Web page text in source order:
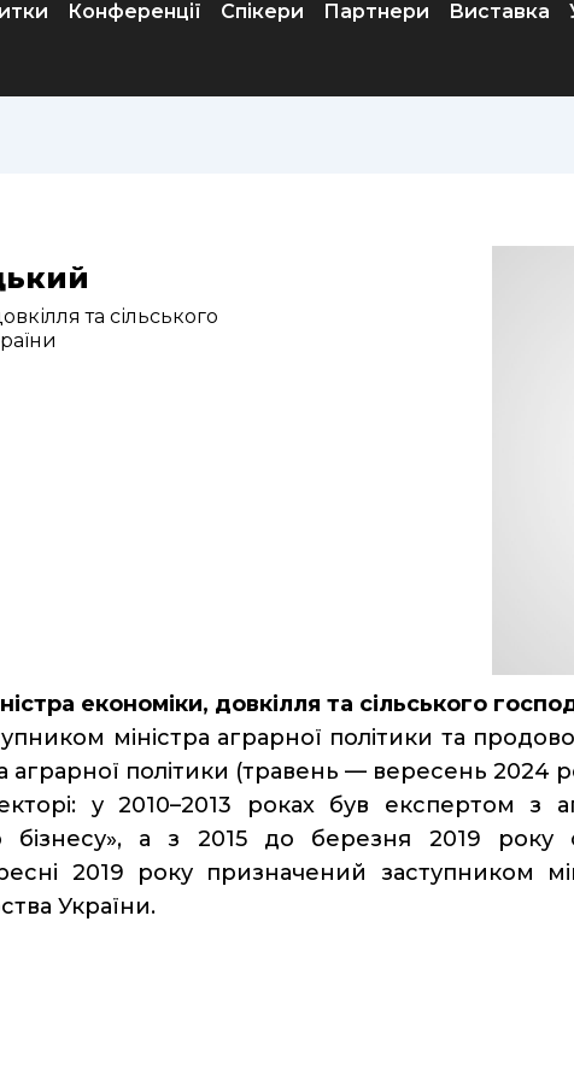
Конференції Спікери Партнери Виставка
та сільського
економіки, довкілля та сільського
міністра аграрної політики та
аграрної політики (травень — вересень 2024
у 2010–2013 роках був експертом з
бізнесу», а з 2015 до березня 2019
2019 року призначений заступником
України.